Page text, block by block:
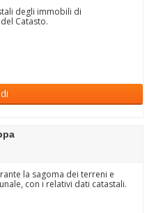
degli immobili di
Catasto.
la sagoma dei terreni e
con i relativi dati catastali.